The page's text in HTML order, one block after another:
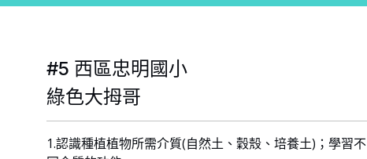
#5 西區忠明國小
綠色大拇哥
1.認識種植植物所需介質(自然土、穀殼、培養土)；學習不